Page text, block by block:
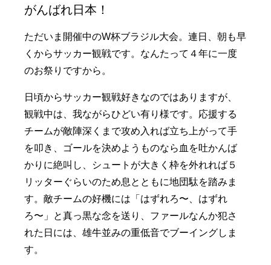
がんばれ日本！
ただいま開催中のW杯ブラジル大会。連日、朝も早
くからサッカー観戦です。なんたって４年に一度
のお祭りですから。
日頃からサッカー観戦好きなのではありますが、
観戦中は、我ながらひどい有り様です。応援する
チームが敵陣深くまで攻め入れば立ち上がって手
を叩き、ゴールを決めようものなら血を吐かんば
かりに絶叫し、シュートが大きく枠を外れれば５
リッターぐらいのため息とともに地団駄を踏みま
す。敵チームの好機には「はずれろ〜、はずれ
ろ〜」と真っ黒な念を送り、ファールなんか犯さ
れた日には、雄牛並みの重低音でブーイングしま
す。